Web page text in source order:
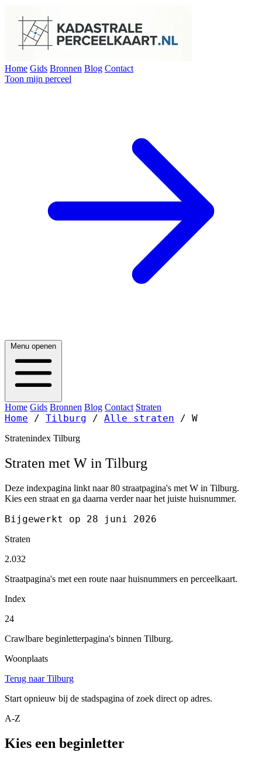
Home Gids Bronnen Blog Contact
Toon mijn perceel
Menu openen
Home Gids Bronnen Blog Contact Straten
Home / Tilburg / Alle straten / W
Stratenindex Tilburg
Straten met W in Tilburg
Deze indexpagina linkt naar 80 straatpagina's met W in Tilburg.
Kies een straat en ga daarna verder naar het juiste huisnummer.
Bijgewerkt op 28 juni 2026
Straten
2.032
Straatpagina's met een route naar huisnummers en perceelkaart.
Index
24
Crawlbare beginletterpagina's binnen Tilburg.
Woonplaats
Terug naar Tilburg
Start opnieuw bij de stadspagina of zoek direct op adres.
A-Z
Kies een beginletter